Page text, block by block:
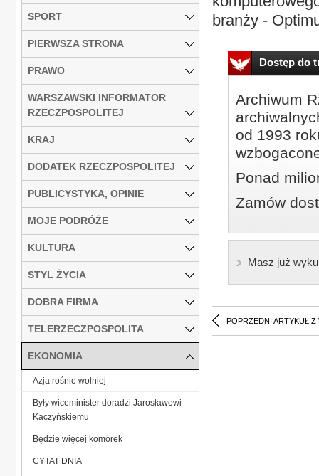
branży -
Dostęp do
Archiwum
od 1993
Ponad
Zamów
Masz już
POPRZEDNI ARTYKUŁ Z
SPORT
PIERWSZA STRONA
PRAWO
WARSZAWSKI INFORMATOR
RZECZPOSPOLITEJ
KRAJ
DODATEK RZECZPOSPOLITEJ
PUBLICYSTYKA, OPINIE
MOJE PODRÓŻE
KULTURA
STYL ŻYCIA
DOBRA FIRMA
TELERZECZPOSPOLITA
EKONOMIA
Azja rośnie wolniej
Były wiceminister doradzi Jarosławowi
Kaczyńskiemu
Będzie więcej komórek
CYTAT DNIA